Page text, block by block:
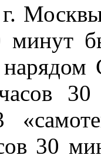
Москвы
30
30